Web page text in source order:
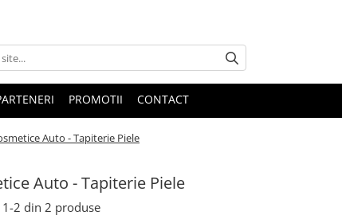
PROMOTII CONTACT
Auto - Tapiterie Piele
Auto - Tapiterie Piele
1-2 din 2 produse